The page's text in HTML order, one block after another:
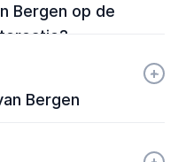
Bergen op de
Bergen
+
-